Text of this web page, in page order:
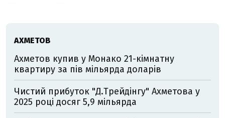
АХМЕТОВ
Ахметов купив у Монако 21-кімнатну
квартиру за пів мільярда доларів
Чистий прибуток "Д.Трейдінгу" Ахметова у
2025 році досяг 5,9 мільярда